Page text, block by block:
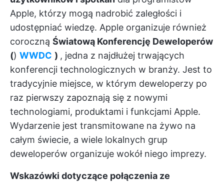
Apple, którzy mogą nadrobić zaległości i
udostępniać wiedzę. Apple organizuje również
coroczną Światową Konferencję Deweloperów
() WWDC ) , jedna z najdłużej trwających
konferencji technologicznych w branży. Jest to
tradycyjnie miejsce, w którym deweloperzy po
raz pierwszy zapoznają się z nowymi
technologiami, produktami i funkcjami Apple.
Wydarzenie jest transmitowane na żywo na
całym świecie, a wiele lokalnych grup
deweloperów organizuje wokół niego imprezy.
Wskazówki dotyczące połączenia ze